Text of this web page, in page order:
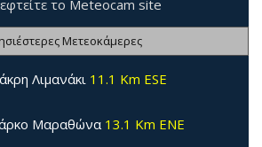
το Meteocam site
Μετεοκάμερες
Λιμανάκι 11.1 Km ESE
Μαραθώνα 13.1 Km ENE